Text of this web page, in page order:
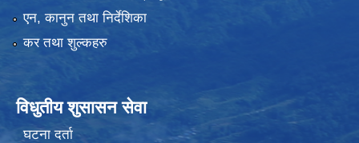
एन, कानुन तथा निर्देशिका
कर तथा शुल्कहरु
विधुतीय शुसासन सेवा
घटना दर्ता